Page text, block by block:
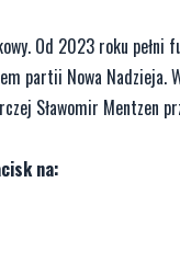
Od 2023 roku pełni
partii Nowa
Sławomir Mentzen
na:​